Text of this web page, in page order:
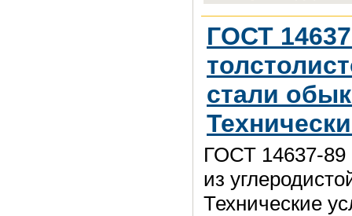
ГОСТ
стали
ГОСТ 14637-89
из
Технические